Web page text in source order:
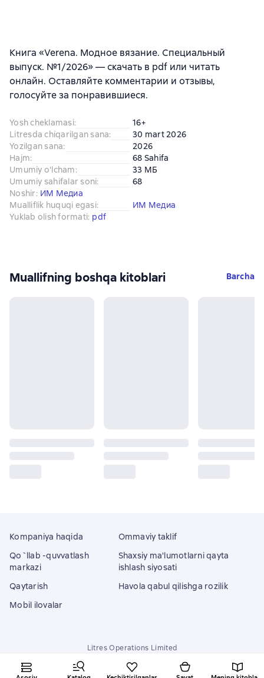
Книга «Verena. Модное вязание. Специальный
выпуск. №1/2026» — скачать в pdf или читать
онлайн. Оставляйте комментарии и отзывы,
голосуйте за понравившиеся.
Yosh cheklamasi:
16+
Litresda chiqarilgan sana:
30 mart 2026
Yozilgan sana:
2026
Hajm:
68 Sahifa
Umumiy o'lcham:
33 МБ
Umumiy sahifalar soni:
68
Noshir: ИМ Медиа
Mualliflik huquqi egasi:
ИМ Медиа
Yuklab olish formati: pdf
Muallifning boshqa kitoblari Barcha
Kompaniya haqida
Qo`llab -quvvatlash
markazi
Qaytarish
Mobil ilovalar
Ommaviy taklif
Shaxsiy ma'lumotlarni qayta
ishlash siyosati
Havola qabul qilishga rozilik
Litres Operations Limited